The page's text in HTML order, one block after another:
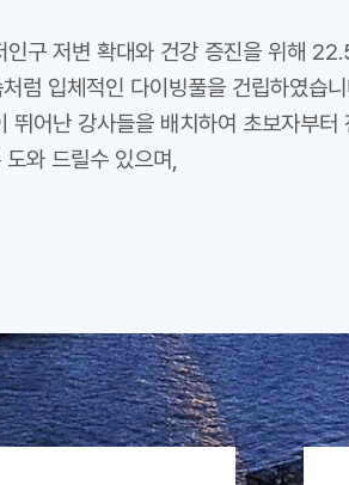
인구 저변 확대와 건강 증진을 위해
럼 입체적인 다이빙풀을 건립하였습
뛰어난 강사들을 배치하여 초보자부터
와 드릴수 있으며,